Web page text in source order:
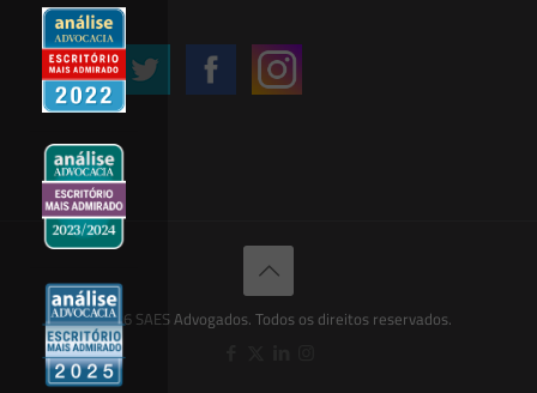
Siga-nos
© 2026 SAES Advogados. Todos os direitos reservados.